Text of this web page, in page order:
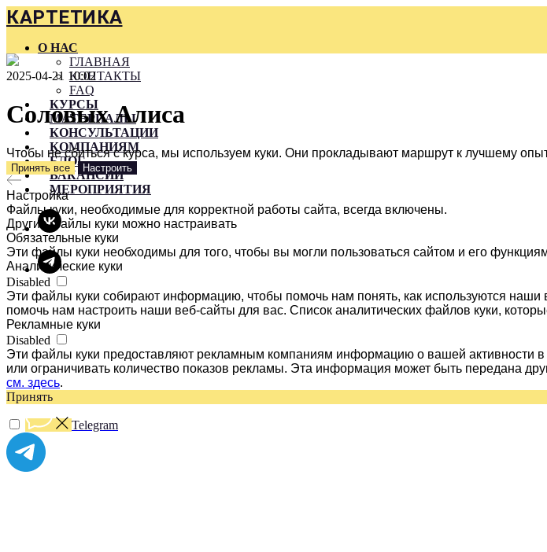
КАРТЕТИКА
О НАС
ГЛАВНАЯ
КОНТАКТЫ
FAQ
КУРСЫ
МАТЕРИАЛЫ
КОНСУЛЬТАЦИИ
КОМПАНИЯМ
БЛОГ
ВАКАНСИИ
МЕРОПРИЯТИЯ
2025-04-21 10:02
Соловых Алиса
Чтобы не сбиться с курса, мы используем куки. Они прокладывают маршрут к лучшему
Принять все Настроить
Настройка
Файлы куки, необходимые для корректной работы сайта, всегда включены.
Другие файлы куки можно настраивать
Обязательные куки
Эти файлы куки необходимы для того, чтобы вы могли пользоваться сайтом и его
Аналитические куки
Disabled
Эти файлы куки собирают информацию, чтобы помочь нам понять, как используются
помочь нам настроить наши веб-сайты для вас. Список аналитических файлов куки,
Рекламные куки
Disabled
Эти файлы куки предоставляют рекламным компаниям информацию о вашей активности
или ограничивать количество показов рекламы. Эта информация может быть передана
см. здесь.
Принять
Telegram